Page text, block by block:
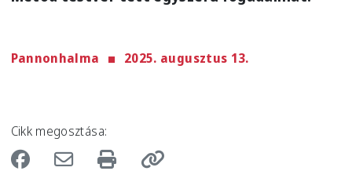
Pannonhalma 2025. augusztus 13.
Cikk megosztása: